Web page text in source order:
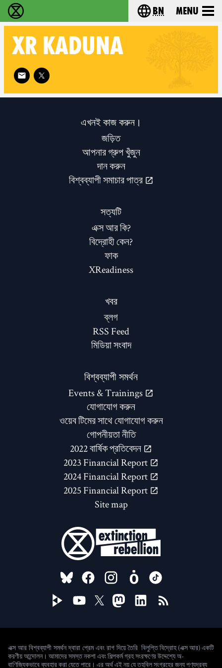
বিলুপ্তি বিদ্রোহ - Home Choose your
bn Menu
XR KADUNA
Follow XR Kaduna on
এখনই কাজ করুন।
জড়িত
আপনার গ্রুপ খুঁজুন
দান করুন
বিশ্বব্যাপী সমাচার পাত্র
সত্যটি
এক্স আর কি?
বিদ্রোহী কেন?
ফাক
XReadiness
খবর
ব্লগ
RSS Feed
মিডিয়া সংবাদ
বিশ্বব্যাপী সমর্থন
Events & Trainings
যোগাযোগ করুন
ওয়েব টিমের সাথে যোগাযোগ করুন
গোপনীয়তা নীতি
2022 বার্ষিক প্রতিবেদন
2023 Financial Report
2024 Financial Report
2025 Financial Report
Site map
FOLLOW US ON
এক্স আর বিশ্বব্যাপী সমর্থন দ্বারা প্রেম এবং রাগ দিয়ে তৈরি বিলুপ্তি বিদ্রোহ (এক্স আর) একটি
করণীয় আন্দোলন। আমাদের সমস্ত নকশা এবং শিল্পকর্ম গ্রহ সংরক্ষণের উদ্দেশ্যে অ-
বাণিজ্যিকভাবে ব্যবহার করা যেতে পারে। এর অর্থ এই নয় যে তহবিল সংগ্রহের জন্য পণ্যদ্রব্য